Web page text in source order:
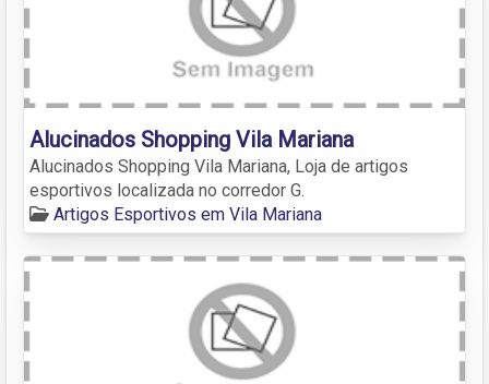
Alucinados Shopping Vila Mariana
Alucinados Shopping Vila Mariana, Loja de artigos
esportivos localizada no corredor G.
Artigos Esportivos em Vila Mariana